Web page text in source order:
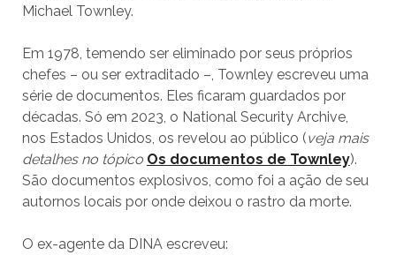
Michael Townley.
Em 1978, temendo ser eliminado por seus próprios
chefes – ou ser extraditado –, Townley escreveu uma
série de documentos. Eles ficaram guardados por
décadas. Só em 2023, o National Security Archive,
nos Estados Unidos, os revelou ao público (veja mais
detalhes no tópico Os documentos de Townley).
São documentos explosivos, como foi a ação de seu
autornos locais por onde deixou o rastro da morte.
O ex-agente da DINA escreveu: